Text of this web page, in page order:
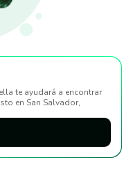
te ayudará a encontrar
en San Salvador,